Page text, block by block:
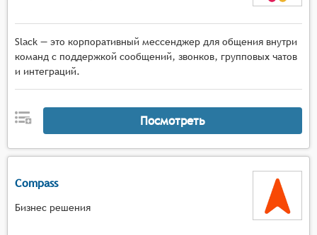
Slack — это корпоративный мессенджер для общения внутри
команд с поддержкой сообщений, звонков, групповых чатов
и интеграций.
Посмотреть
Compass
Бизнес решения